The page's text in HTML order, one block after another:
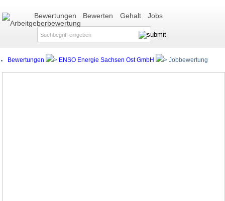
Bewertungen Bewerten Gehalt Jobs
Bewertungen ENSO Energie Sachsen Ost GmbH Jobbewertung